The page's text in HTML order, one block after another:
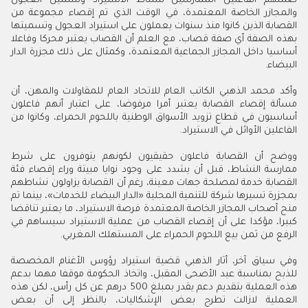
والمجازر الخاصة المعتمدة، في الوقت الذي تم إقصاء مجموعة من
القصابة الذين كانوا منذ سنوات يعملون على استيراد العجول وتسميتها
بهذه الصفة أي صفة قصاب، مع العلم أن القصاب يعتبر محركا وفاعلا
أساسيا داخل المجازر الجماعية المعتمدة، وكمثال على ذلك مجزرة الدار
البيضاء.
وأكد محمد الذهبي الكاتب العام للاتحاد العام للمقاولات والمهن، أن
مسألة إقصاء القصابة يعتبر أمرا مرفوضا، على اعتبار أنهم فاعلون
أساسيون في قطاع تزويد الأسواق الوطنية باللحوم الحمراء، وكانوا من
الفاعلين الأوائل في الاستيراد.
ووضح أن القصابة فاعلون حقيقيون لكونهم يتوفرون على شرط
ممارسة النشاط، قبل أن يشدد على وجود نوايا مبيتة وراء إقصاء فئة
القصابة خدمة لمصلحة جهات معينة، رغم أن القصابة يزاولون نشاطهم
بمجزرة تسيرها شركة للتنمية المحلية «الدار البيضاء للخدمات»، بينما تم
منح أصحاب المجازر الخاصة المعتمدة فرصة الاستيراد، ما يعتبر تناقضا
كبيرا، مؤكدا على أن إقصاء القصاب من عملية الاستيراد سيساهم في
الرفع من ثمن بيع اللحوم الحمراء على المستهلك المغربي.
وفي سياق آخر، أثار الذهبي قضية استيراد رؤوس الأغنام المخصصة
للذبح بمناسبة عيد الأضحى المقبل، واتخاذ الحكومة موقفا مهما بدعم
هذه العملية بتقديم دعم يقدر بمبلغ 500 درهم عن كل رأس، لكن هذه
العملية
لازالت تطرح بعض الإشكاليات، بالنظر إلى أن بعض